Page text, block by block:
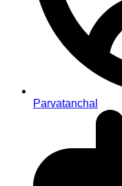
Parvatanchal